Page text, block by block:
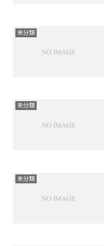
未分類
未分類
未分類